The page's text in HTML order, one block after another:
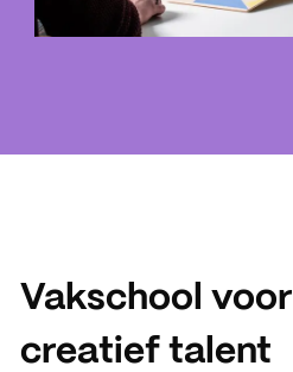
Missie, visie en strategie
Vakschool voor
creatief talent